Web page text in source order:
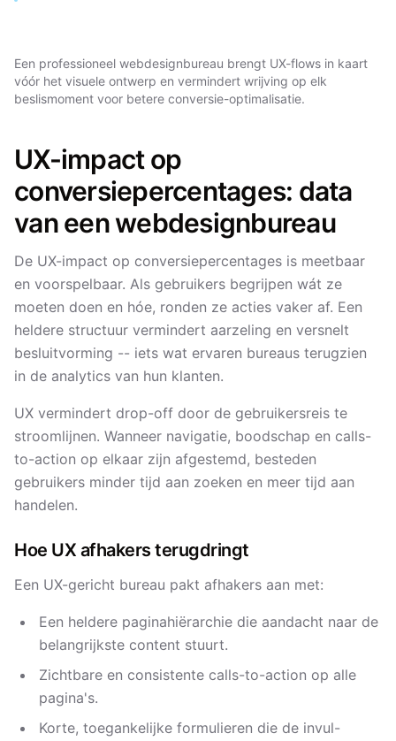
Een professioneel webdesignbureau brengt UX-flows in kaart
vóór het visuele ontwerp en vermindert wrijving op elk
beslismoment voor betere conversie-optimalisatie.
UX-impact op
conversiepercentages: data
van een webdesignbureau
De UX-impact op conversiepercentages is meetbaar
en voorspelbaar. Als gebruikers begrijpen wát ze
moeten doen en hóe, ronden ze acties vaker af. Een
heldere structuur vermindert aarzeling en versnelt
besluitvorming -- iets wat ervaren bureaus terugzien
in de analytics van hun klanten.
UX vermindert drop-off door de gebruikersreis te
stroomlijnen. Wanneer navigatie, boodschap en calls-
to-action op elkaar zijn afgestemd, besteden
gebruikers minder tijd aan zoeken en meer tijd aan
handelen.
Hoe UX afhakers terugdringt
Een UX-gericht bureau pakt afhakers aan met:
Een heldere paginahiërarchie die aandacht naar de
belangrijkste content stuurt.
Zichtbare en consistente calls-to-action op alle
pagina's.
Korte, toegankelijke formulieren die de invul-